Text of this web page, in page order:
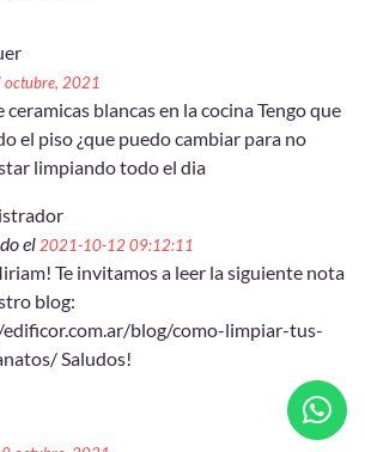
octubre, 2021
blancas en la cocina Tengo que
el piso ¿que puedo cambiar para no
limpiando todo el dia
el 2021-10-12 09:12:11
Te invitamos a leer la siguiente nota
blog:
blog/como-limpiar-tus-
Saludos!